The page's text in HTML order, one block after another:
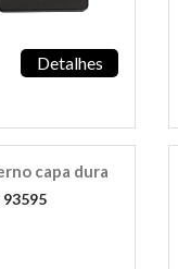
Detalhes
capa dura
93595